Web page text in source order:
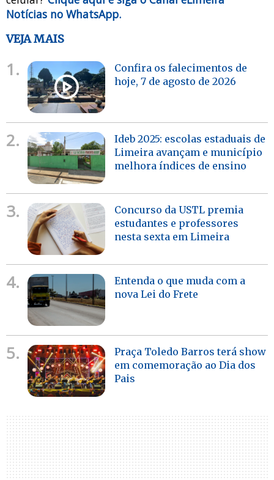
Notícias no WhatsApp.
VEJA MAIS
1.
Confira os falecimentos de
hoje, 7 de agosto de 2026
2.
Ideb 2025: escolas estaduais de
Limeira avançam e município
melhora índices de ensino
3.
Concurso da USTL premia
estudantes e professores
nesta sexta em Limeira
4.
Entenda o que muda com a
nova Lei do Frete
5.
Praça Toledo Barros terá show
em comemoração ao Dia dos
Pais